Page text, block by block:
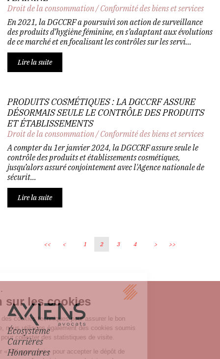
Droit de la consommation/Conformité des biens et services
En 2021, la DGCCRF a poursuivi son action de surveillance
des produits d’hygiène féminine, en s’adaptant aux évolutions
de ce marché et en focalisant les contrôles sur les servi...
Lire la suite
PRODUITS COSMÉTIQUES : LA DGCCRF ASSURE
DÉSORMAIS SEULE LE CONTRÔLE DES PRODUITS
ET ÉTABLISSEMENTS
Droit de la consommation/Conformité des biens et services
A compter du 1er janvier 2024, la DGCCRF assure seule le
contrôle des produits et établissements cosmétiques,
jusqu’alors assuré conjointement avec l'Agence nationale de
sécurit...
Lire la suite
<< < 1 2 3 4 > >>
Écosystème
Carrières
Honoraires